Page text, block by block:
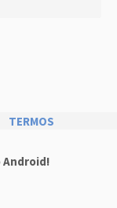
TERMOS
Android!